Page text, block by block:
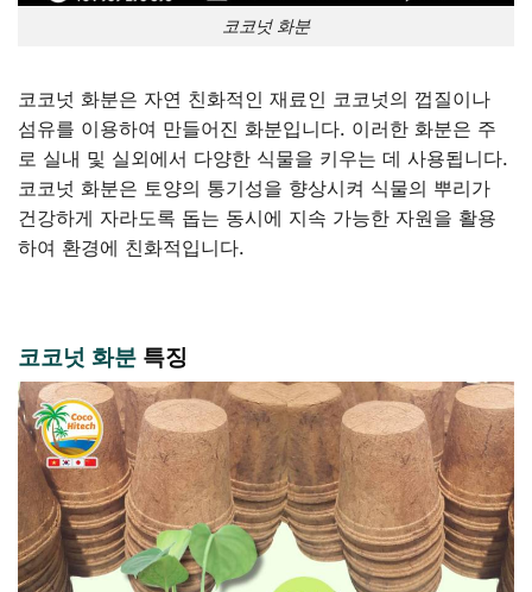
코코넛 화분
코코넛 화분은 자연 친화적인 재료인 코코넛의 껍질이나
섬유를 이용하여 만들어진 화분입니다. 이러한 화분은 주
로 실내 및 실외에서 다양한 식물을 키우는 데 사용됩니다.
코코넛 화분은 토양의 통기성을 향상시켜 식물의 뿌리가
건강하게 자라도록 돕는 동시에 지속 가능한 자원을 활용
하여 환경에 친화적입니다.
코코넛 화분 특징